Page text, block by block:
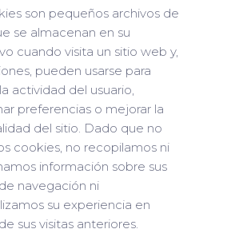
son pequeños archivos de
se almacenan en su
cuando visita un sitio web y,
pueden usarse para
actividad del usuario,
preferencias o mejorar la
del sitio. Dado que no
cookies, no recopilamos ni
información sobre sus
navegación ni
su experiencia en
sus visitas anteriores.